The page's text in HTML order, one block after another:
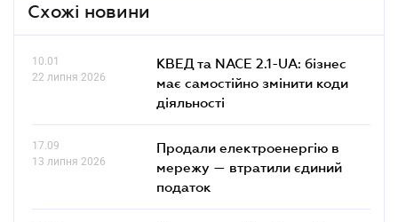
Схожі новини
10.01
22 липня 2026
КВЕД та NACE 2.1-UA: бізнес
має самостійно змінити коди
діяльності
17.09
13 липня 2026
Продали електроенергію в
мережу — втратили єдиний
податок